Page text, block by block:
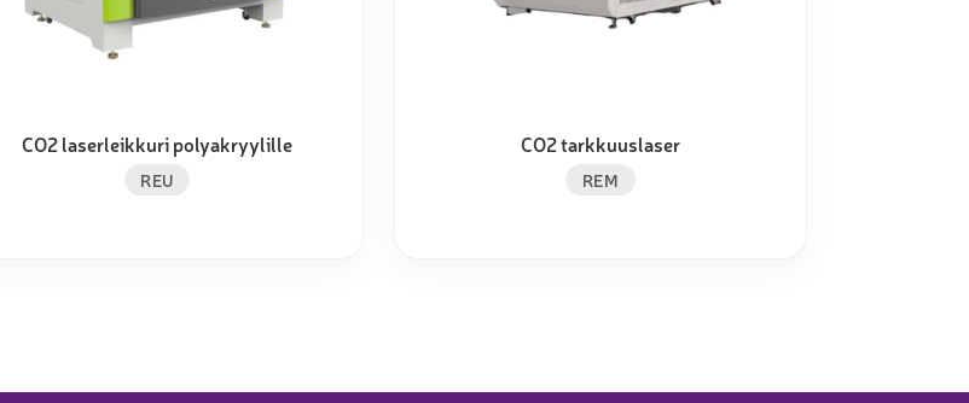
CO2 laserleikkuri polyakryylille
REU
CO2 tarkkuuslaser
REM